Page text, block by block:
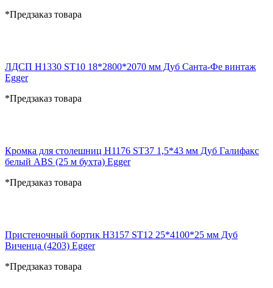
*Предзаказ товара
ЛДСП H1330 ST10 18*2800*2070 мм Дуб Санта-Фе винтаж
Egger
*Предзаказ товара
Кромка для столешниц H1176 ST37 1,5*43 мм Дуб Галифакс
белый ABS (25 м бухта) Egger
*Предзаказ товара
Пристеночный бортик H3157 ST12 25*4100*25 мм Дуб
Виченца (4203) Egger
*Предзаказ товара